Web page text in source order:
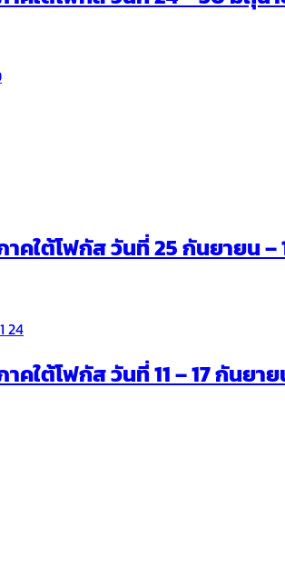
ใต้โฟกัส วันที่ 25 กันยายน –
ใต้โฟกัส วันที่ 11 – 17 กันยา